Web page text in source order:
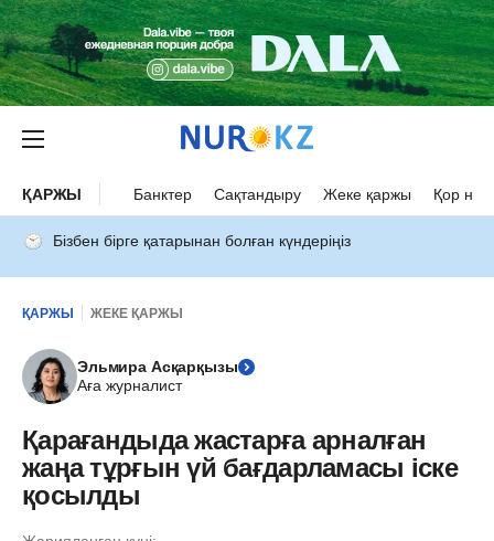
ҚАРЖЫ Банктер Сақтандыру Жеке қаржы Қор
Бізбен бірге қатарынан болған күндеріңіз
ҚАРЖЫ ЖЕКЕ ҚАРЖЫ
Эльмира Асқарқызы
Аға журналист
Қарағандыда жастарға арналған
жаңа тұрғын үй бағдарламасы іске
қосылды